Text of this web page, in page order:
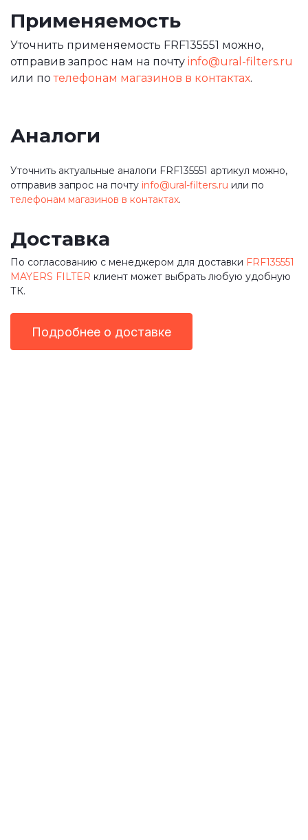
Применяемость
Уточнить применяемость FRF135551 можно,
отправив запрос нам на почту info@ural-filters.ru
или потелефонам магазинов в контактах.
Аналоги
Уточнить актуальные аналоги FRF135551 артикул можно,
отправив запрос на почту info@ural-filters.ru или по
телефонам магазинов в контактах.
Доставка
По согласованию с менеджером для доставки FRF135551
MAYERS FILTER клиент может выбрать любую удобную
ТК.
Подробнее о доставке